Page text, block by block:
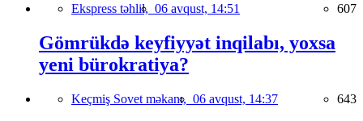
Ekspress təhlil, 06 avqust, 14:51 607
Gömrükdə keyfiyyət inqilabı, yoxsa
yeni bürokratiya?
Keçmiş Sovet məkanı, 06 avqust, 14:37 643